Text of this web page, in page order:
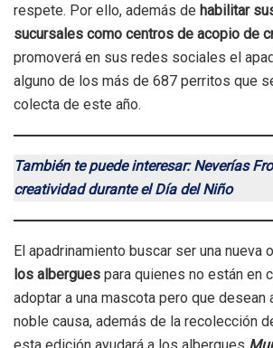
respete. Por ello, además de habilitar
sucursales como centros de acopio de
promoverá en sus redes sociales el
alguno de los más de 687 perritos que
colecta de este año.
También te puede interesar: Neverías
creatividad durante el Día del Niño
El apadrinamiento buscar ser una nueva
los albergues para quienes no están en
adoptar a una mascota pero que desean
noble causa, además de la recolección